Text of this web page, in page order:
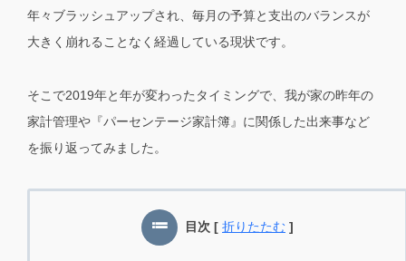
年々ブラッシュアップされ、毎月の予算と支出のバランスが
大きく崩れることなく経過している現状です。
そこで2019年と年が変わったタイミングで、我が家の昨年の
家計管理や『パーセンテージ家計簿』に関係した出来事など
を振り返ってみました。
目次 [ 折りたたむ ]